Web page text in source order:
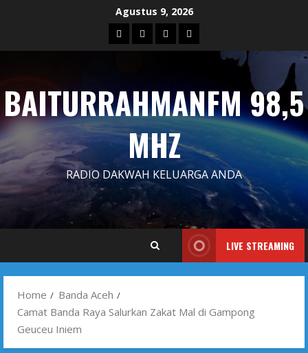
Agustus 9, 2026
Blog Contact
Us
Dengarkan
Siaran
Iklan
BAITURRAHMANFM 98,5
MHZ
RADIO DAKWAH KELUARGA ANDA
LIVE STREAMING
Home
Banda Aceh
Camat Banda Raya Salurkan Zakat Mal di Gampong
Geuceu Iniem